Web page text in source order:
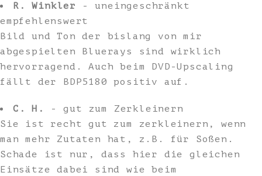
R. Winkler
- uneingeschränkt
empfehlenswert
Bild und Ton der bislang von mir
abgespielten Bluerays sind wirklich
hervorragend. Auch beim DVD-Upscaling
fällt der BDP5180 positiv auf.
C. H.
- gut zum Zerkleinern
Sie ist recht gut zum zerkleinern, wenn
man mehr Zutaten hat, z.B. für Soßen.
Schade ist nur, dass hier die gleichen
Einsätze dabei sind wie beim